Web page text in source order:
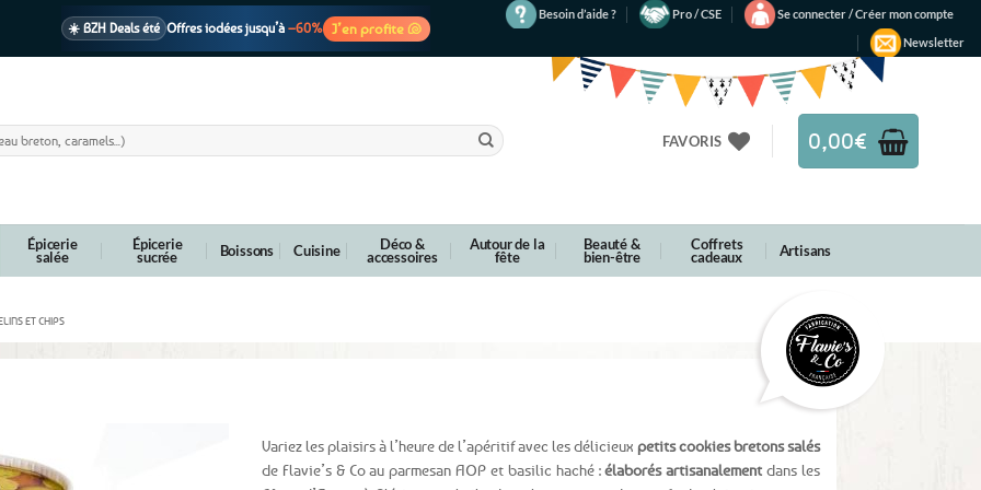
☀️ BZH Deals été Offres iodées jusqu’à –60% J’en profite 🐚
Besoin d’aide ? Pro / CSE
Se connecter / Créer mon compte
Newsletter
FAVORIS 0,00€
Épicerie
salée
Épicerie
sucrée Boissons Cuisine Déco &
accessoires
Autour de la
fête
Beauté &
bien-être
Coffrets
cadeaux Artisans
ET CHIPS
Variez les plaisirs à l’heure de l’apéritif avec les délicieux petits cookies bretons salés
de Flavie’s & Co au parmesan AOP et basilic haché :élaborés artisanalementdans les